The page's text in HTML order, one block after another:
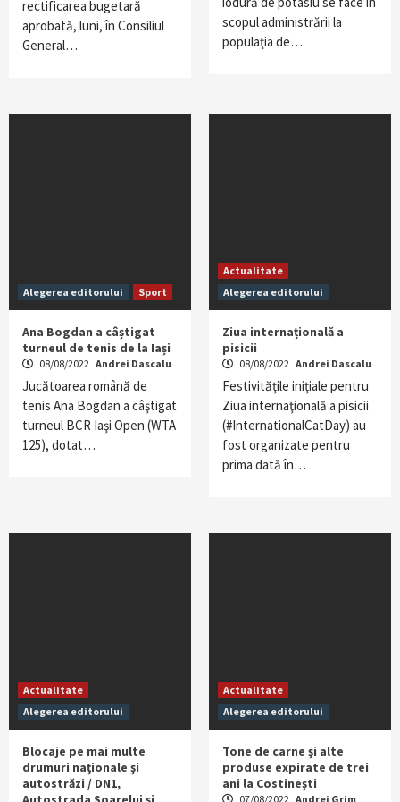
rectificarea bugetară
aprobată, luni, în Consiliul
General…
scopul administrării la
populaţia de…
Alegerea editorului Sport
Ana Bogdan a câștigat
turneul de tenis de la Iași
08/08/2022 Andrei Dascalu
Jucătoarea română de
tenis Ana Bogdan a câştigat
turneul BCR Iaşi Open (WTA
125), dotat…
Actualitate
Alegerea editorului
Ziua internațională a
pisicii
08/08/2022 Andrei Dascalu
Festivităţile iniţiale pentru
Ziua internaţională a pisicii
(#InternationalCatDay) au
fost organizate pentru
prima dată în…
Actualitate
Alegerea editorului
Blocaje pe mai multe
drumuri naţionale și
autostrăzi / DN1,
Actualitate
Alegerea editorului
Tone de carne şi alte
produse expirate de trei
ani la Costineşti
07/08/2022 Andrei Grim